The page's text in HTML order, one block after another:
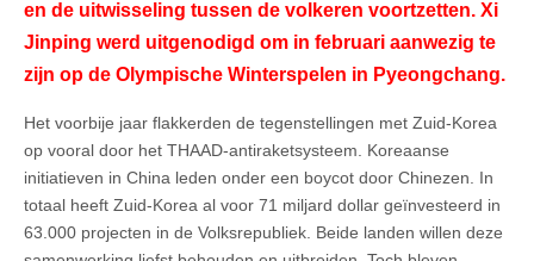
en de uitwisseling tussen de volkeren voortzetten. Xi
Jinping werd uitgenodigd om in februari aanwezig te
zijn op de Olympische Winterspelen in Pyeongchang.
Het voorbije jaar flakkerden de tegenstellingen met Zuid-Korea
op vooral door het THAAD-antiraketsysteem. Koreaanse
initiatieven in China leden onder een boycot door Chinezen. In
totaal heeft Zuid-Korea al voor 71 miljard dollar geïnvesteerd in
63.000 projecten in de Volksrepubliek. Beide landen willen deze